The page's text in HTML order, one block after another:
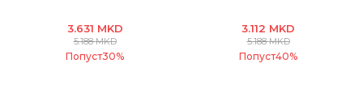
3.631 MKD
5.188MKD
Попуст30%
3.112 MKD
5.188MKD
Попуст40%